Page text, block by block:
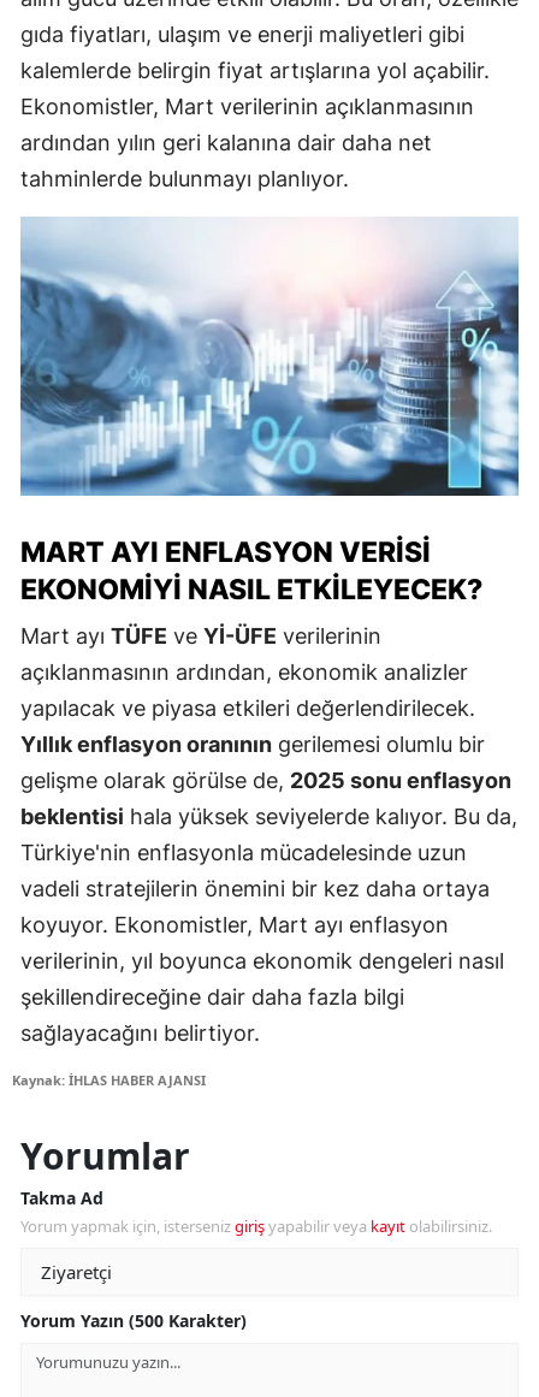
gıda fiyatları, ulaşım ve enerji maliyetleri gibi
kalemlerde belirgin fiyat artışlarına yol açabilir.
Ekonomistler, Mart verilerinin açıklanmasının
ardından yılın geri kalanına dair daha net
tahminlerde bulunmayı planlıyor.
MART AYI ENFLASYON VERISI
EKONOMIYI NASIL ETKILEYECEK?
Mart ayı TÜFE ve Yİ-ÜFE verilerinin
açıklanmasının ardından, ekonomik analizler
yapılacak ve piyasa etkileri değerlendirilecek.
Yıllık enflasyon oranının gerilemesi olumlu bir
gelişme olarak görülse de, 2025 sonu enflasyon
beklentisi hala yüksek seviyelerde kalıyor. Bu da,
Türkiye'nin enflasyonla mücadelesinde uzun
vadeli stratejilerin önemini bir kez daha ortaya
koyuyor. Ekonomistler, Mart ayı enflasyon
verilerinin, yıl boyunca ekonomik dengeleri nasıl
şekillendireceğine dair daha fazla bilgi
sağlayacağını belirtiyor.
Kaynak: İHLAS HABER AJANSI
Yorumlar
Takma Ad
Yorum yapmak için, istersenizgirişyapabilir veya kayıt olabilirsiniz.
Yorum Yazın (500 Karakter)